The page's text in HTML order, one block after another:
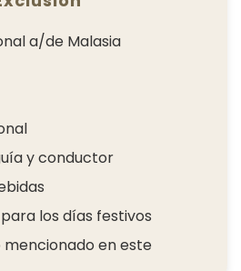
a/de Malasia
y conductor
los días festivos
en este